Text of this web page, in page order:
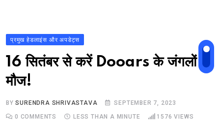
प्रमुख हेडलाइंस और अपडेट्स
16 सितंबर से करें Dooars के जंगलों में
मौज!
BYSURENDRA SHRIVASTAVA
SEPTEMBER 7, 2023
0 COMMENTS LESS THAN A MINUTE 1576 VIEWS